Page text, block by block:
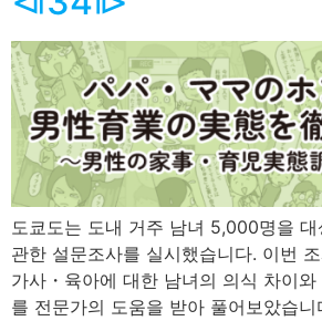
도쿄도는 도내 거주 남녀 5,000명을
관한 설문조사를 실시했습니다. 이번
가사・육아에 대한 남녀의 의식 차이
를 전문가의 도움을 받아 풀어보았습